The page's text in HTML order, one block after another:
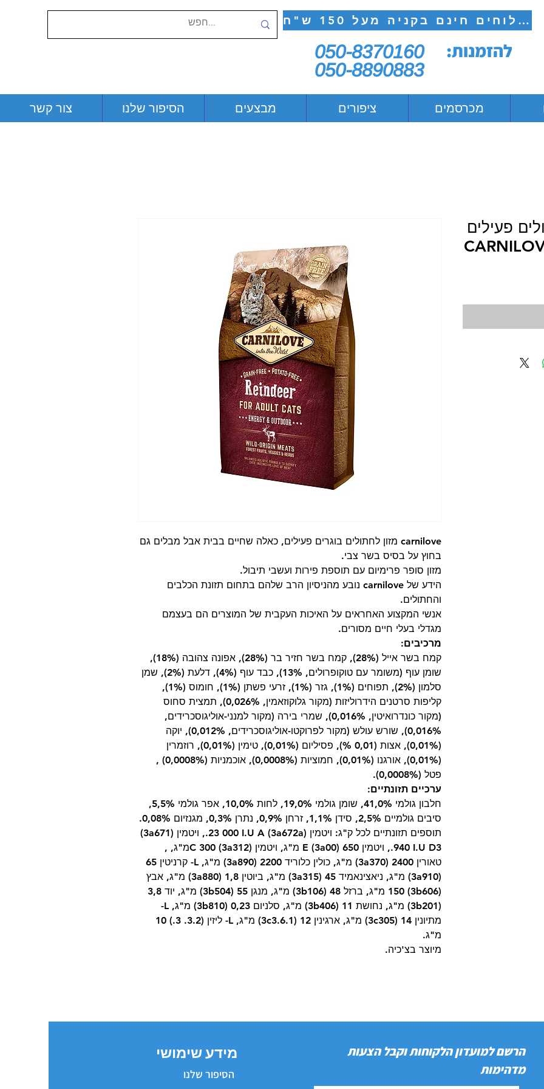
משלוחים חינם בקניה מעל 150 ש"ח
050-8370160
050-8890883
להזמנות:
צור קשר הסיפור שלנו מבצעים ציפורים מכרסמים
carnilove מזון לחתולים בוגרים פעילים, כאלה שחיים בבית אבל מבלים גם
בחוץ על בסיס בשר צבי.
מזון סופר פרימיום עם תוספת פירות ועשבי תיבול.
הידע של carnilove נובע מהניסיון הרב שלהם בתחום תזונת הכלבים
והחתולים.
אנשי המקצוע האחראים על האיכות העקבית של המוצרים הם בעצמם
מגדלי בעלי חיים מסורים.
מרכיבים:
קמח בשר אייל (28%), קמח בשר חזיר בר (28%), אפונה צהובה (18%),
שומן עוף (משומר עם טוקופרולים, 13%), כבד עוף (4%), דלעת (2%), שמן
סלמון (2%), תפוחים (1%), גזר (1%), זרעי פשתן (1%), חומוס (1%),
קליפות סרטנים הידרוליזות (מקור גלוקוזאמין, 0,026%), תמצית סחוס
(מקור כונדרואיטין, 0,016%), שמרי בירה (מקור למנני-אוליגוסכרידים,
0,016%), שורש עולש (מקור לפרוקטו-אוליגוסכרידים, 0,012%), יוקה
(0,01%), אצות (0,01 %), פסיליום (0,01%), טימין (0,01%), רוזמרין
(0,01%), אורגנו (0,01%), חמוציות (0,0008%), אוכמניות (0,0008%) ,
פטל (0,0008%).
ערכיים תזונתיים:
חלבון גולמי 41,0%, שומן גולמי 19,0%, לחות 10,0%, אפר גולמי 5,5%,
סיבים גולמיים 2,5%, סידן 1,1%, זרחן 0,9%, נתרן 0,3%, מגנזיום 0,08%.
תוספים תזונתיים לכל ק"ג: ויטמין (3a672a) 23 000 I.U A., ויטמין (3a671)
940 I.U D3., ויטמין E (3a00) 650 מ"ג, ויטמין (3a312) C 300מ"ג, ,
טאורין 2400 (3a370) מ"ג, כולין כלוריד 2200 (3a890) מ"ג, L- קרניטין 65
(3a910) מ"ג, ניאצינאמיד 45 (3a315) מ"ג, ביוטין 1,8 (3a880) מ"ג, אבץ
(3b606) 150 מ"ג, ברזל 48 (3b106) מ"ג, מנגן 55 (3b504) מ"ג, יוד 3,8
(3b201) מ"ג, נחושת 11 (3b406) מ"ג, סלניום 0,23 (3b810) מ"ג, L-
מתיונין 14 (3c305) מ"ג, ארגינין 12 (3c3.6.1) מ"ג, L- ליזין (3.2. 3.) 10
מ"ג.
מיוצר בצ'כיה.
פעילים
מידע שימושי
הסיפור שלנו
הרשם למועדון הלקוחות וקבל הצעות
מדהימות